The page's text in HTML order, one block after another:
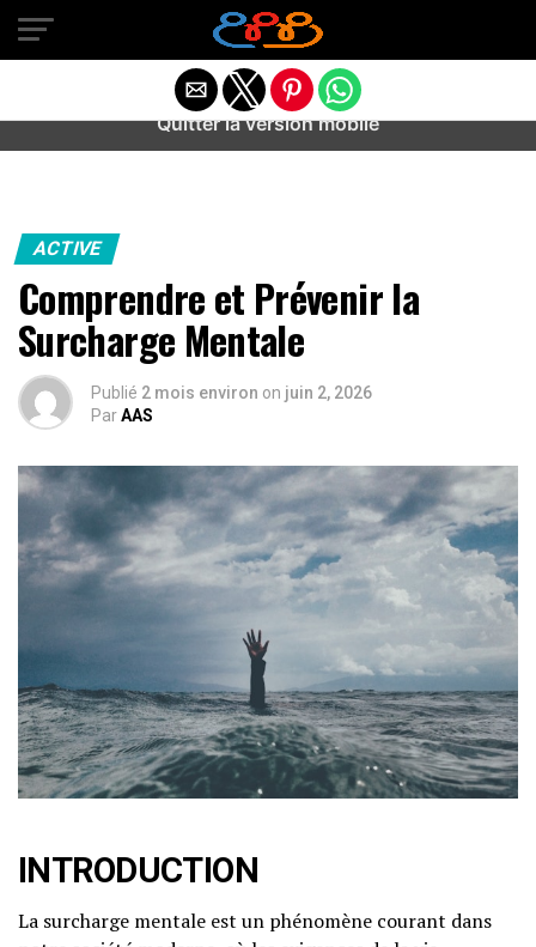
Warning
: preg_match(): Unknown modifier '/' in
/home/u589487443/domains/aideanxietestress.fr/
content/plugins/idev-post-views/includes/class-bots.php
ACTIVE
Comprendre et Prévenir la
Surcharge Mentale
Publié 2 mois environ on juin 2, 2026
ParAAS
INTRODUCTION
La surcharge mentale est un phénomène courant dans
Quitter la version mobile